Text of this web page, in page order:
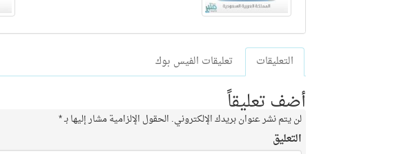
التعليقات تعليقات الفيس بوك
أضف تعليقاً
لن يتم نشر عنوان بريدك الإلكتروني. الحقول الإلزامية مشار إليها بـ*
التعليق